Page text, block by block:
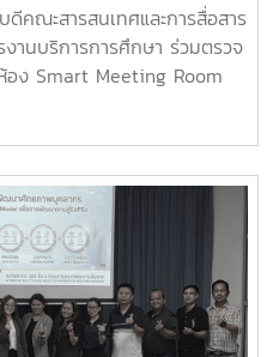
ณะสารสนเทศและการสื่อสาร
านบริการการศึกษา ร่วมตรวจ
อง Smart Meeting Room
บบเชื่อมต่อข้ามห้อง เพื่อการ
MJU :www.mju.ac.th